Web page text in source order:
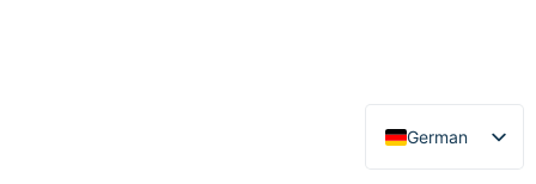
German
English